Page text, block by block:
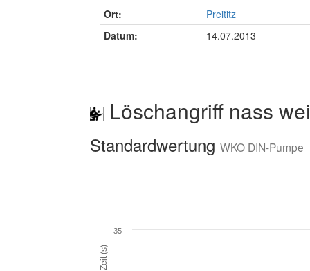
Ort:
Preititz
Datum:
14.07.2013
Löschangriff nass
Standardwertung WKO DIN-Pumpe
Zeit (s)
35